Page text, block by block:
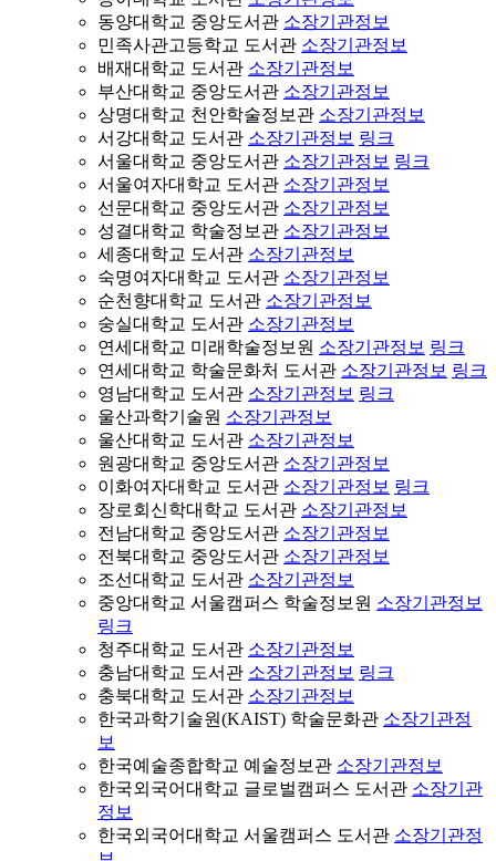
동양대학교 중앙도서관 소장기관정보
민족사관고등학교 도서관 소장기관정보
배재대학교 도서관 소장기관정보
부산대학교 중앙도서관 소장기관정보
상명대학교 천안학술정보관 소장기관정보
서강대학교 도서관 소장기관정보 링크
서울대학교 중앙도서관 소장기관정보 링크
서울여자대학교 도서관 소장기관정보
선문대학교 중앙도서관 소장기관정보
성결대학교 학술정보관 소장기관정보
세종대학교 도서관 소장기관정보
숙명여자대학교 도서관 소장기관정보
순천향대학교 도서관 소장기관정보
숭실대학교 도서관 소장기관정보
연세대학교 미래학술정보원 소장기관정보 링크
연세대학교 학술문화처 도서관 소장기관정보 링크
영남대학교 도서관 소장기관정보 링크
울산과학기술원 소장기관정보
울산대학교 도서관 소장기관정보
원광대학교 중앙도서관 소장기관정보
이화여자대학교 도서관 소장기관정보 링크
장로회신학대학교 도서관 소장기관정보
전남대학교 중앙도서관 소장기관정보
전북대학교 중앙도서관 소장기관정보
조선대학교 도서관 소장기관정보
중앙대학교 서울캠퍼스 학술정보원 소장기관정보
링크
청주대학교 도서관 소장기관정보
충남대학교 도서관 소장기관정보 링크
충북대학교 도서관 소장기관정보
한국과학기술원(KAIST) 학술문화관 소장기관정
보
한국예술종합학교 예술정보관 소장기관정보
한국외국어대학교 글로벌캠퍼스 도서관 소장기관
정보
한국외국어대학교 서울캠퍼스 도서관 소장기관정